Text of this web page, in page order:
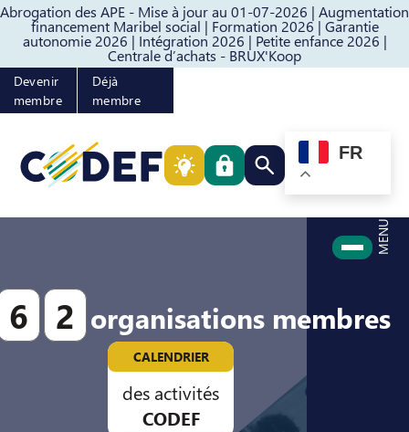
Abrogation des APE - Mise à jour au 01-07-2026 | Augmentation
financement Maribel social | Formation 2026 | Garantie
autonomie 2026 | Intégration 2026 | Petite enfance 2026 |
Centrale d’achats - BRUX'Koop
Passer au contenuPasser au pied de page
Devenir
membre
Déjà
membre
Rechercher quelque
FR
MENU
6 2 organisations membres
CALENDRIER
des activités
CODEF